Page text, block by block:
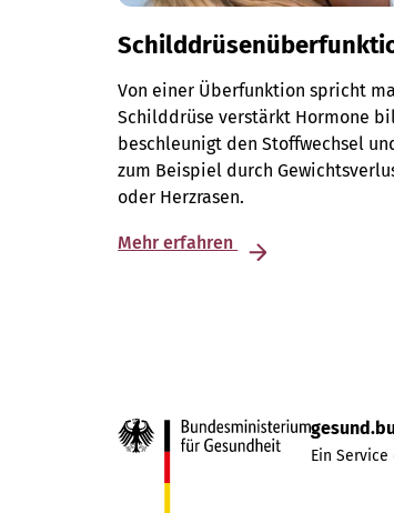
Von einer Überfunktion spricht
Schilddrüse verstärkt Hormone
beschleunigt den Stoffwechsel
zum Beispiel durch
oder Herzrasen.
Mehr erfahren
Ein